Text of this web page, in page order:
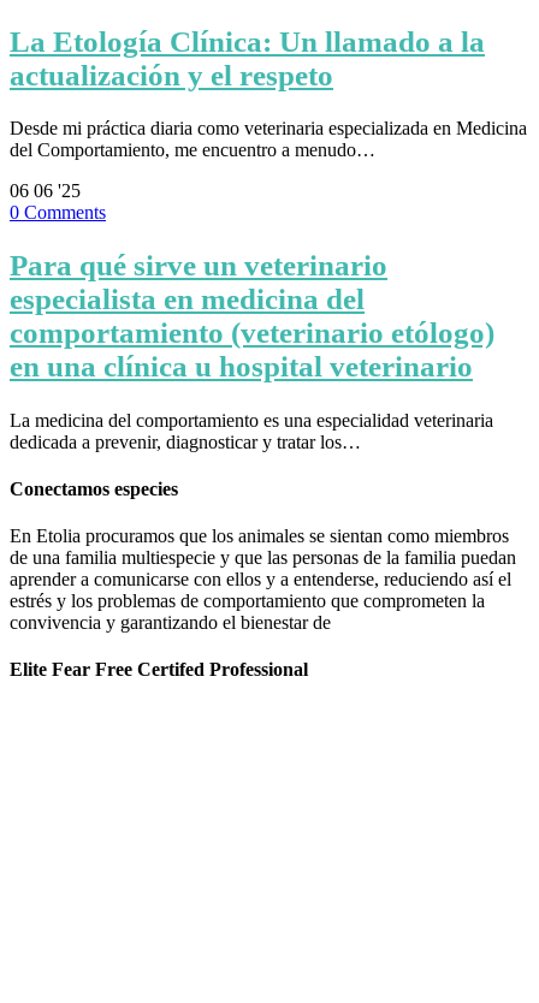
La Etología Clínica: Un llamado a la
actualización y el respeto
Desde mi práctica diaria como veterinaria especializada en Medicina
del Comportamiento, me encuentro a menudo…
06 06 '25
0 Comments
Para qué sirve un veterinario
especialista en medicina del
comportamiento (veterinario etólogo)
en una clínica u hospital veterinario
La medicina del comportamiento es una especialidad veterinaria
dedicada a prevenir, diagnosticar y tratar los…
Conectamos especies
En Etolia procuramos que los animales se sientan como miembros
de una familia multiespecie y que las personas de la familia puedan
aprender a comunicarse con ellos y a entenderse, reduciendo así el
estrés y los problemas de comportamiento que comprometen la
convivencia y garantizando el bienestar de
Elite Fear Free Certifed Professional